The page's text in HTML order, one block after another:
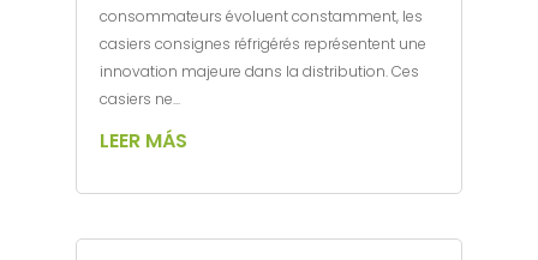
consommateurs évoluent constamment, les
casiers consignes réfrigérés représentent une
innovation majeure dans la distribution. Ces
casiers ne...
LEER MÁS